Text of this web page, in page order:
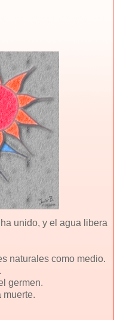
unido, y el agua libera
naturales como medio.
germen.
muerte.